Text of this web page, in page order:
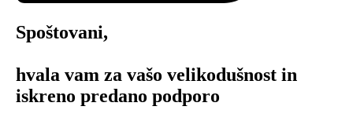
Spoštovani,
hvala vam za vašo velikodušnost in
iskreno predano podporo